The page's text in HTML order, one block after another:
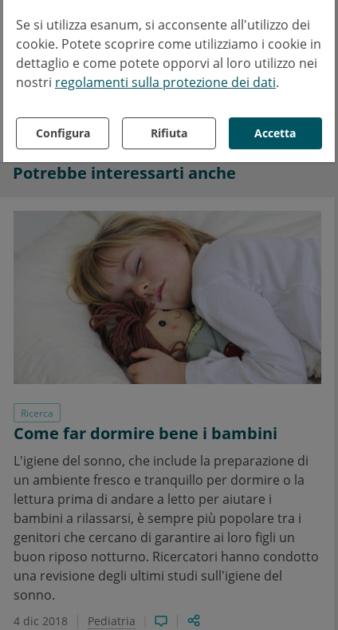
Se si utilizza esanum, si acconsente all'utilizzo dei
cookie. Potete scoprire come utilizziamo i cookie in
dettaglio e come potete opporvi al loro utilizzo nei
nostri regolamenti sulla protezione dei dati.
Configura Rifiuta Accetta
Copyrights
Testo: esanum.fr
Foto: AdobeStock De Visu
Facebook
Potrebbe interessarti anche
Ricerca
Come far dormire bene i bambini
L'igiene del sonno, che include la preparazione di
un ambiente fresco e tranquillo per dormire o la
lettura prima di andare a letto per aiutare i
bambini a rilassarsi, è sempre più popolare tra i
genitori che cercano di garantire ai loro figli un
buon riposo notturno. Ricercatori hanno condotto
una revisione degli ultimi studi sull'igiene del
sonno.
4 dic 2018 Pediatria